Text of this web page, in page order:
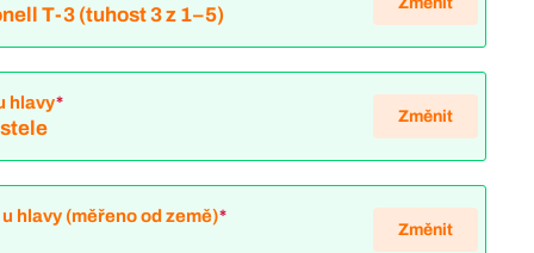
T-3 (tuhost 3 z 1–5)
hlavy*
Změnit
hlavy (měřeno od země)*
Změnit